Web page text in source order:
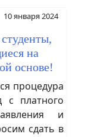
10 января 2024
на
основе!
процедура
с платного
и
сдать в